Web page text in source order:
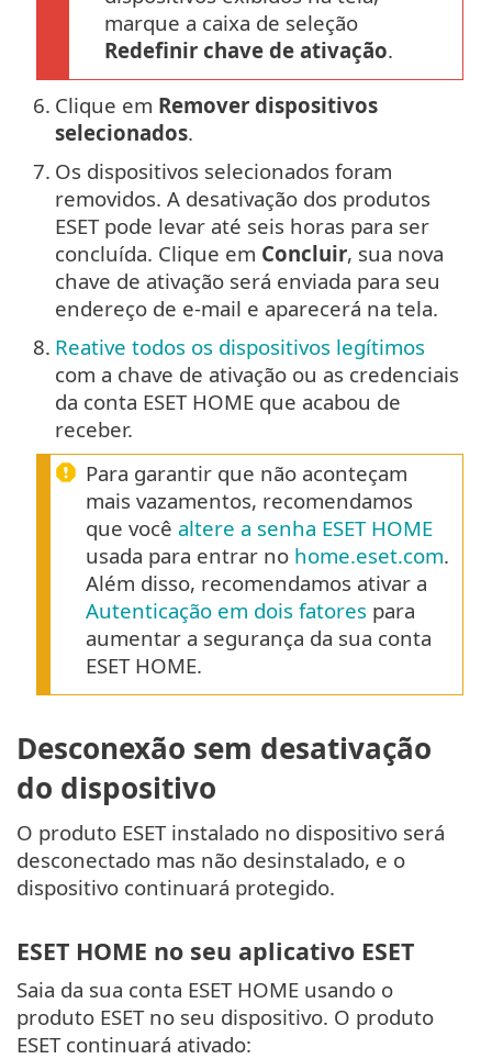
marque a caixa de seleção
Redefinir chave de ativação.
6. Clique em Remover dispositivos
selecionados.
7. Os dispositivos selecionados foram
removidos. A desativação dos produtos
ESET pode levar até seis horas para ser
concluída. Clique em Concluir, sua nova
chave de ativação será enviada para seu
endereço de e-mail e aparecerá na tela.
8. Reative todos os dispositivos legítimos
com a chave de ativação ou as credenciais
da conta ESET HOME que acabou de
receber.
Para garantir que não aconteçam
mais vazamentos, recomendamos
que você altere a senha ESET HOME
usada para entrar no home.eset.com.
Além disso, recomendamos ativar a
Autenticação em dois fatores para
aumentar a segurança da sua conta
ESET HOME.
Desconexão sem desativação
do dispositivo
O produto ESET instalado no dispositivo será
desconectado mas não desinstalado, e o
dispositivo continuará protegido.
ESET HOME no seu aplicativo ESET
Saia da sua conta ESET HOME usando o
produto ESET no seu dispositivo. O produto
ESET continuará ativado: